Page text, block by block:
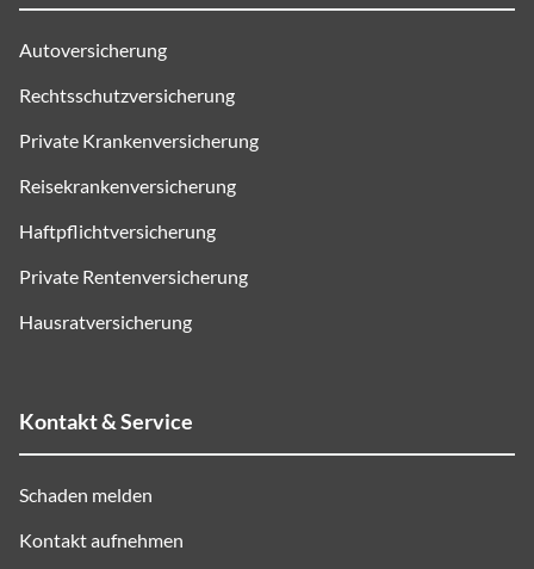
Autoversicherung
Rechtsschutzversicherung
Private Krankenversicherung
Reisekrankenversicherung
Haftpflichtversicherung
Private Rentenversicherung
Hausratversicherung
Kontakt & Service
Schaden melden
Kontakt aufnehmen